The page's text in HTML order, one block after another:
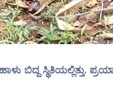
ಬಿದ್ದ ಸ್ಥಿತಿಯಲ್ಲಿತ್ತು.